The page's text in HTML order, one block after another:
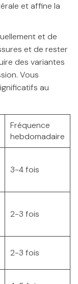
et affine la
et de
et de rester
des variantes
Vous
au
Fréquence
hebdomadaire
3-4 fois
2-3 fois
2-3 fois